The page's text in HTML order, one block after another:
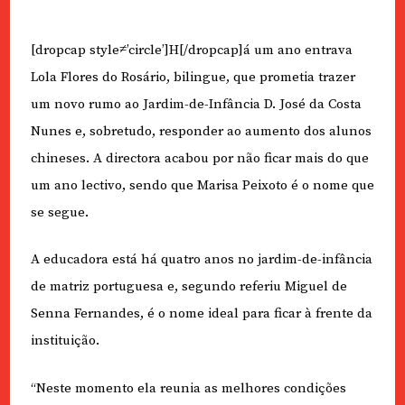
[dropcap style≠’circle’]H[/dropcap]á um ano entrava
Lola Flores do Rosário, bilingue, que prometia trazer
um novo rumo ao Jardim-de-Infância D. José da Costa
Nunes e, sobretudo, responder ao aumento dos alunos
chineses. A directora acabou por não ficar mais do que
um ano lectivo, sendo que Marisa Peixoto é o nome que
se segue.
A educadora está há quatro anos no jardim-de-infância
de matriz portuguesa e, segundo referiu Miguel de
Senna Fernandes, é o nome ideal para ficar à frente da
instituição.
“Neste momento ela reunia as melhores condições